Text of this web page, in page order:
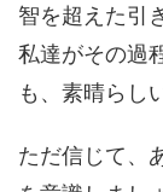
智を超えた引
私達がその過
も、素晴らし
ただ信じて、